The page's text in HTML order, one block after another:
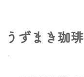
うずまき珈琲